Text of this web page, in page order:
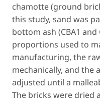
chamotte (ground
this study, sand was
bottom ash (CBA1 and
proportions used to
manufacturing, the
mechanically, and the
adjusted until a
The bricks were dried